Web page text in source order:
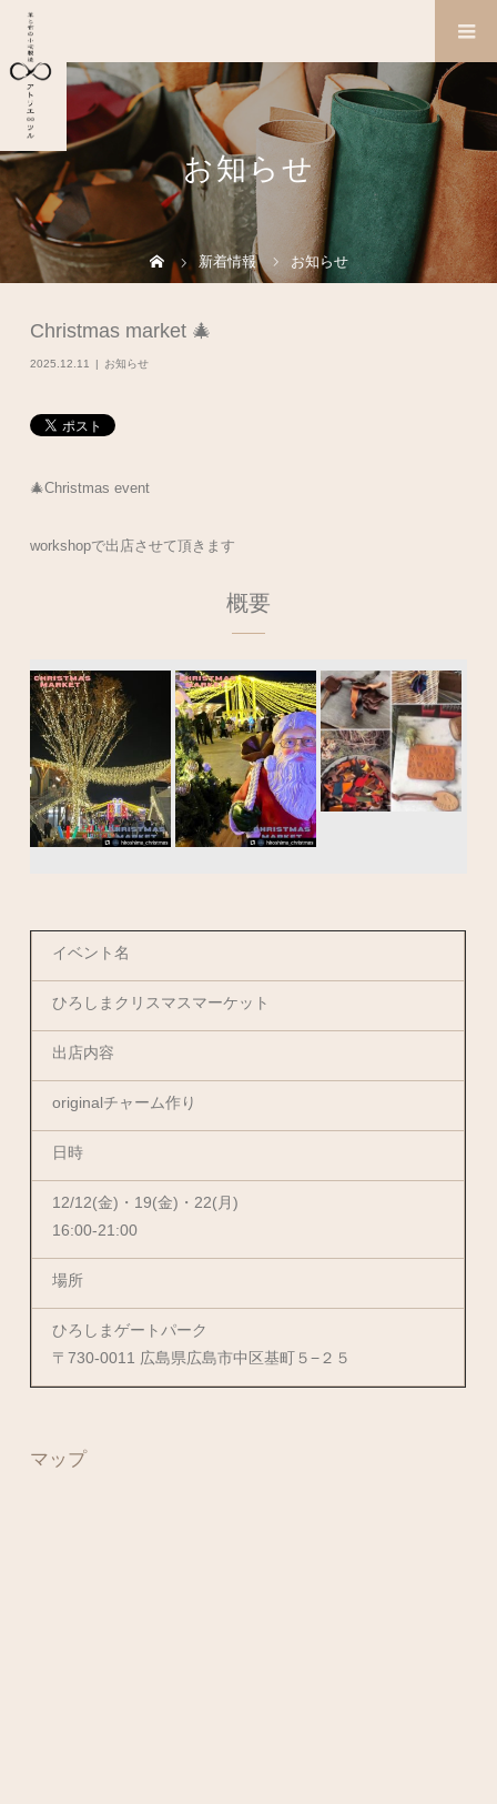
お知らせ
新着情報 お知らせ
Christmas market 🎄
2025.12.11 お知らせ
🎄Christmas event
workshopで出店させて頂きます
概要
イベント名
ひろしまクリスマスマーケット
出店内容
originalチャーム作り
日時
12/12(金)・19(金)・22(月)
16:00-21:00
場所
ひろしまゲートパーク
〒730-0011 広島県広島市中区基町５−２５
マップ